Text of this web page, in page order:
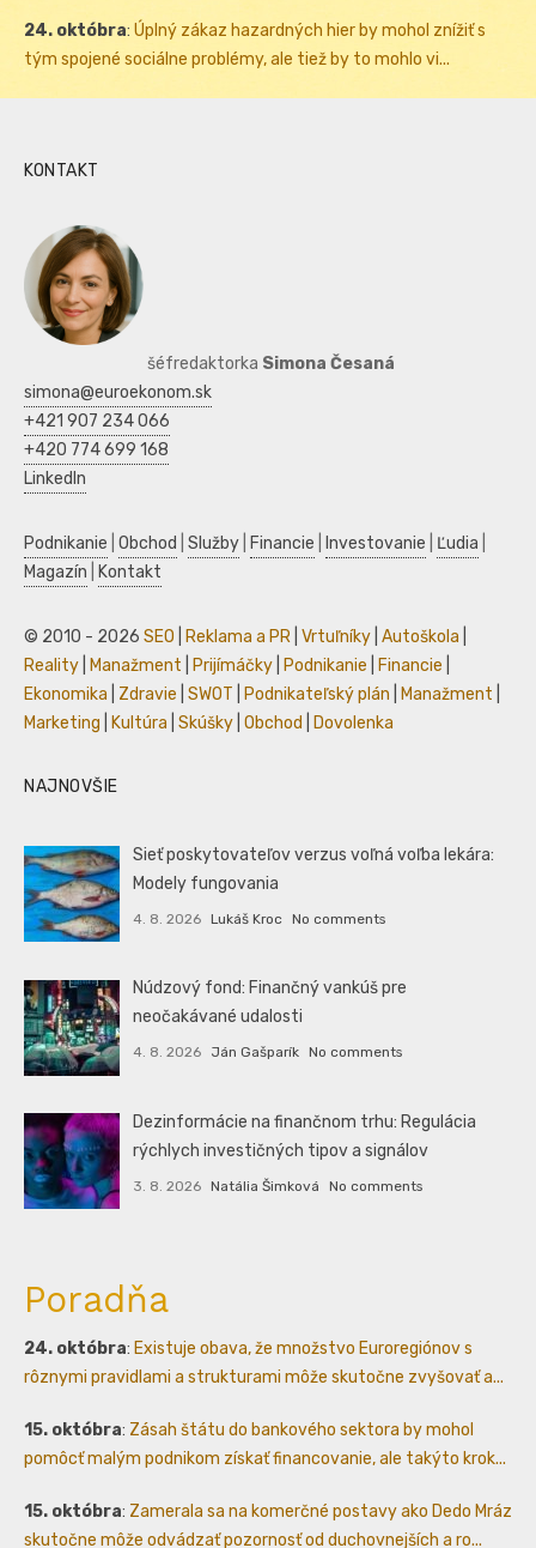
24. októbra: Úplný zákaz hazardných hier by mohol znížiť s
tým spojené sociálne problémy, ale tiež by to mohlo vi...
KONTAKT
šéfredaktorka Simona Česaná
simona@euroekonom.sk
+421 907 234 066
+420 774 699 168
LinkedIn
Podnikanie Obchod Služby Financie Investovanie Ľudia
Magazín
Kontakt
© 2010 - 2026 SEO Reklama a PR Vrtuľníky Autoškola
Reality
Manažment Prijímáčky Podnikanie Financie
Ekonomika
Zdravie SWOT Podnikateľský plán Manažment
Marketing
Kultúra Skúšky Obchod Dovolenka
NAJNOVŠIE
Sieť poskytovateľov verzus voľná voľba lekára:
Modely fungovania
4. 8. 2026 Lukáš Kroc No comments
Núdzový fond: Finančný vankúš pre
neočakávané udalosti
4. 8. 2026 Ján Gašparík No comments
Dezinformácie na finančnom trhu: Regulácia
rýchlych investičných tipov a signálov
3. 8. 2026 Natália Šimková No comments
Poradňa
24. októbra: Existuje obava, že množstvo Euroregiónov s
rôznymi pravidlami a strukturami môže skutočne zvyšovať a...
15. októbra: Zásah štátu do bankového sektora by mohol
pomôcť malým podnikom získať financovanie, ale takýto krok...
15. októbra: Zamerala sa na komerčné postavy ako Dedo Mráz
skutočne môže odvádzať pozornosť od duchovnejších a ro...